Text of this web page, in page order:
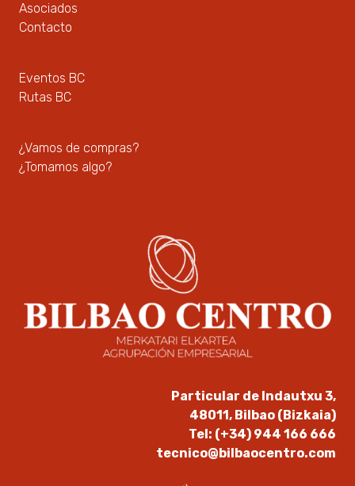
Asociados
Contacto
Eventos BC
Rutas BC
¿Vamos de compras?
¿Tomamos algo?
Particular de Indautxu 3,
48011, Bilbao (Bizkaia)
Tel: (+34) 944 166 666
tecnico@bilbaocentro.com